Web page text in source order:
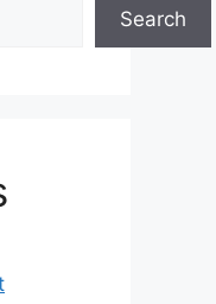
Search